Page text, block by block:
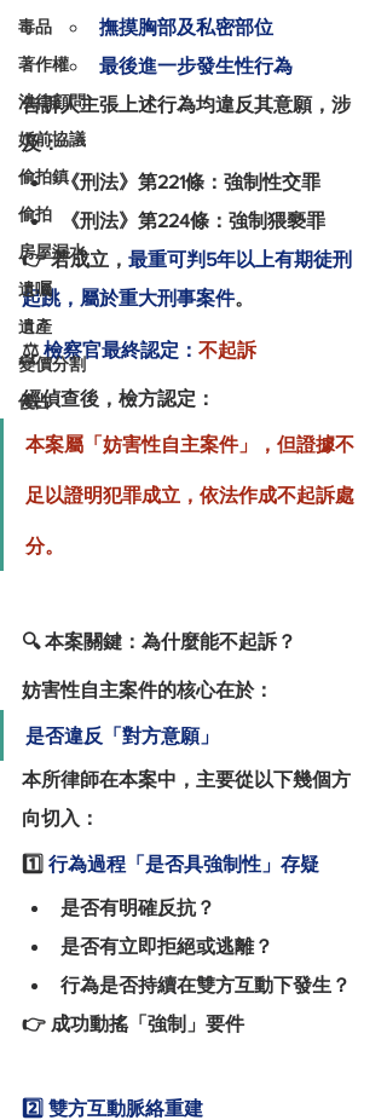
毒品
著作權
法律顧問
婚前協議
偷拍鎮
偷拍
房屋漏水
遺囑
遺產
變價分割
侵占
撫摸胸部及私密部位
最後進一步發生性行為
告訴人主張上述行為均違反其意願，涉
及：
《刑法》第221條：強制性交罪
《刑法》第224條：強制猥褻罪
👉 若成立， 最重可判5年以上有期徒刑
起跳，屬於重大刑事案件。
⚖️ 檢察官最終認定： 不起訴
經偵查後，檢方認定：
本案屬「妨害性自主案件」，但證據不
足以證明犯罪成立，依法作成不起訴處
分。
🔍 本案關鍵：為什麼能不起訴？
妨害性自主案件的核心在於：
是否違反「對方意願」
本所律師在本案中，主要從以下幾個方
向切入：
1️⃣ 行為過程「是否具強制性」存疑
是否有明確反抗？
是否有立即拒絕或逃離？
行為是否持續在雙方互動下發生？
👉 成功動搖「強制」要件
2️⃣ 雙方互動脈絡重建